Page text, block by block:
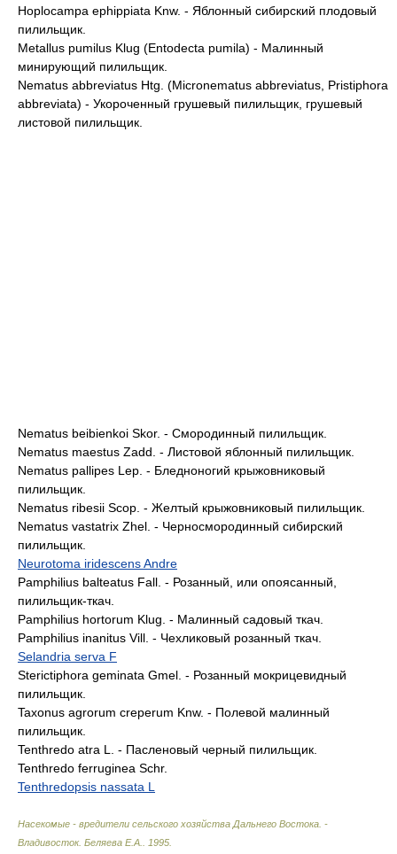
Hoplocampa ephippiata Knw. - Яблонный сибирский плодовый
пилильщик.
Metallus pumilus Klug (Entodecta pumila) - Малинный
минирующий пилильщик.
Nematus abbreviatus Htg. (Micronematus abbreviatus, Pristiphora
abbreviata) - Укороченный грушевый пилильщик, грушевый
листовой пилильщик.
Nematus beibienkoi Skor. - Смородинный пилильщик.
Nematus maestus Zadd. - Листовой яблонный пилильщик.
Nematus pallipes Lep. - Бледноногий крыжовниковый
пилильщик.
Nematus ribesii Scop. - Желтый крыжовниковый пилильщик.
Nematus vastatrix Zhel. - Черносмородинный сибирский
пилильщик.
Neurotoma iridescens Andre
Pamphilius balteatus Fall. - Розанный, или опоясанный,
пилильщик-ткач.
Pamphilius hortorum Klug. - Малинный садовый ткач.
Pamphilius inanitus Vill. - Чехликовый розанный ткач.
Selandria serva F
Sterictiphora geminata Gmel. - Розанный мокрицевидный
пилильщик.
Taxonus agrorum creperum Knw. - Полевой малинный
пилильщик.
Tenthredo atra L. - Пасленовый черный пилильщик.
Tenthredo ferruginea Schr.
Tenthredopsis nassata L
Насекомые - вредители сельского хозяйства Дальнего Востока. -
Владивосток. Беляева Е.А. 1995